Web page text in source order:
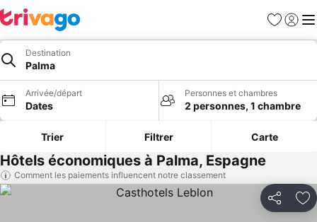
Favoris
Se
Destination
Palma
Arrivée/départ
Dates
Personnes et chambres
2 personnes, 1 chambre
Trier Filtrer Carte
Hôtels économiques à Palma, Espagne
Comment les paiements influencent notre classement
Partager